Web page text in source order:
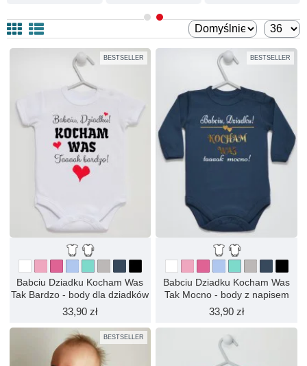
BESTSELLER
Babciu Dziadku Kocham Was
Tak Bardzo - body dla dziadków
33,90 zł
BESTSELLER
Babciu Dziadku Kocham Was
Tak Mocno - body z napisem
33,90 zł
BESTSELLER